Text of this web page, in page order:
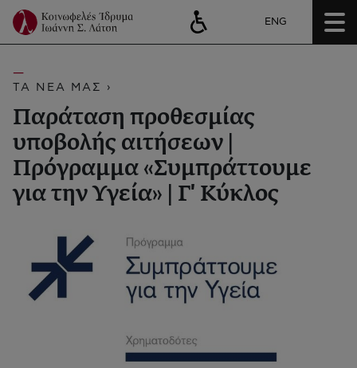
ENG
ΤΑ ΝΕΑ ΜΑΣ ›
Παράταση προθεσμίας
υποβολής αιτήσεων |
Πρόγραμμα «Συμπράττουμε
για την Υγεία» | Γ' Κύκλος